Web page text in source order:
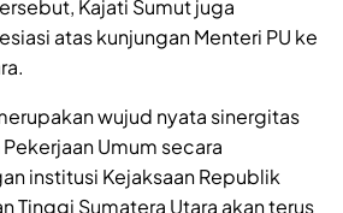
Kajati Sumut juga
atas kunjungan Menteri PU ke
wujud nyata sinergitas
Umum secara
institusi Kejaksaan Republik
Tinggi Sumatera Utara akan terus